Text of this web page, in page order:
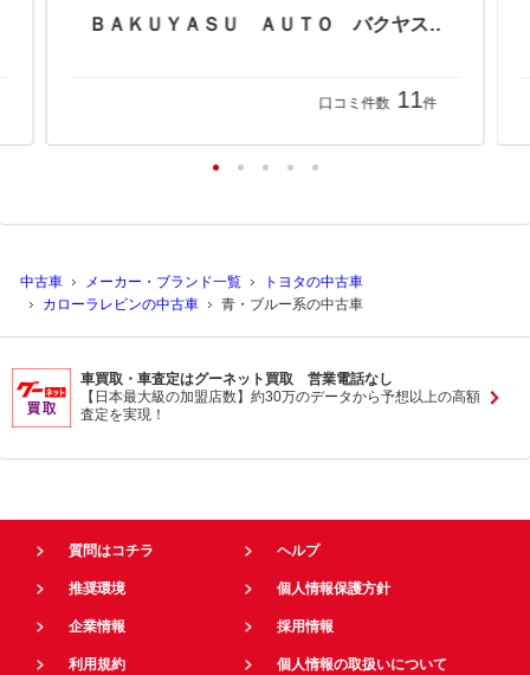
ＢＡＫＵＹＡＳＵ ＡＵＴＯ バクヤスオート
口コミ件数 11件
中古車 メーカー・ブランド一覧
トヨタの中古車
カローラレビンの中古車
青・ブルー系の中古車
車買取・車査定はグーネット買取 営業電話なし
【日本最大級の加盟店数】約30万のデータから予想以上の高額
査定を実現！
質問はコチラ ヘルプ
推奨環境 個人情報保護方針
企業情報 採用情報
利用規約 個人情報の取扱いについて